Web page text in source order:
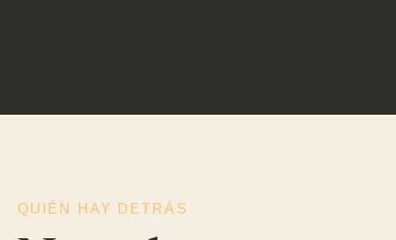
QUIÉN HAY DETRÁS